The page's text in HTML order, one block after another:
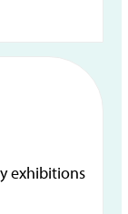
exhibitions